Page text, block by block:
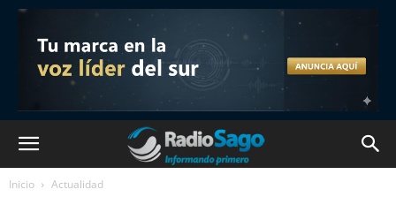
Inicio Actualidad